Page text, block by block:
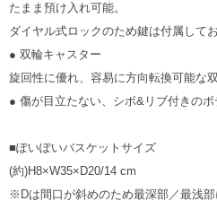
たまま預け入れ可能。
ダイヤル式ロックのため鍵は付属してお
● 双輪キャスター
旋回性に優れ、容易に方向転換可能な
● 傷が目立たない、シボ&リブ付きのボ
■ぽいぽいバスケットサイズ
(約)H8×W35×D20/14 cm
※Dは間口が斜めのため最深部／最浅部